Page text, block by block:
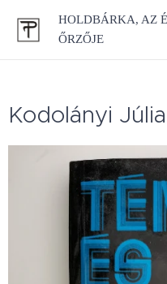
HOLDBÁRKA, AZ
ŐRZŐJE
Kodolányi